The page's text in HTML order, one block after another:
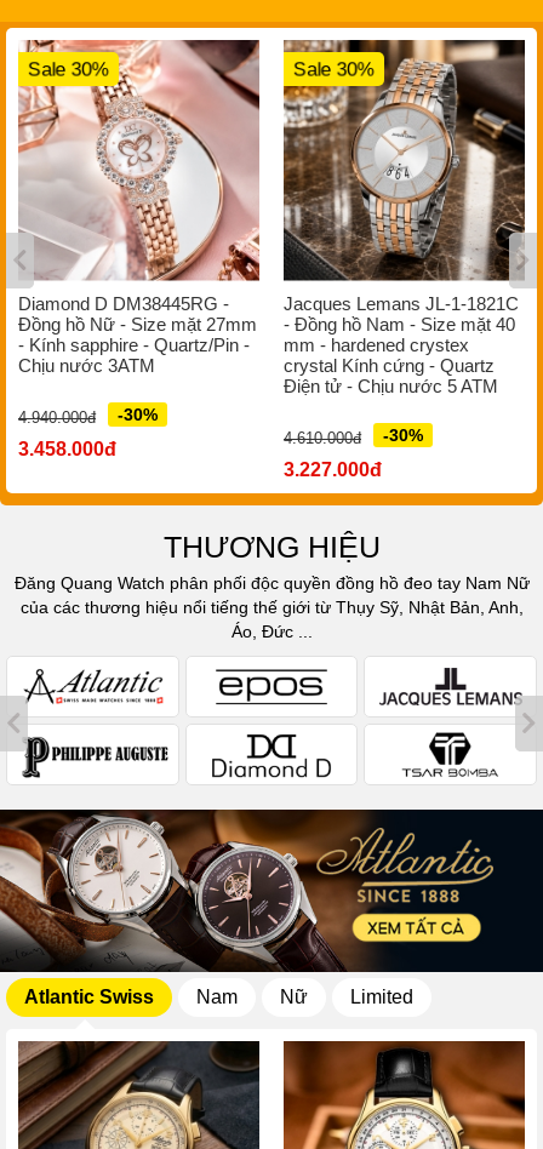
Sale 30%
Diamond D DM38445RG -
Đồng hồ Nữ - Size mặt 27mm
- Kính sapphire - Quartz/Pin -
Chịu nước 3ATM
4.940.000đ -30%
3.458.000đ
Sale 30%
Jacques Lemans JL-1-1821C
- Đồng hồ Nam - Size mặt 40
mm - hardened crystex
crystal Kính cứng - Quartz
Điện tử - Chịu nước 5 ATM
4.610.000đ -30%
3.227.000đ
THƯƠNG HIỆU
Đăng Quang Watch phân phối độc quyền đồng hồ đeo tay Nam Nữ
của các thương hiệu nổi tiếng thế giới từ Thụy Sỹ, Nhật Bản, Anh,
Áo, Đức ...
Atlantic Swiss Nam Nữ Limited